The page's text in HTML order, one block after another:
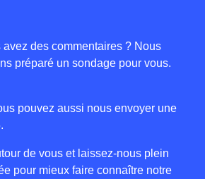
des commentaires ? Nous
préparé un sondage pour vous.
pouvez aussi nous envoyer une
de vous et laissez-nous plein
pour mieux faire connaître notre